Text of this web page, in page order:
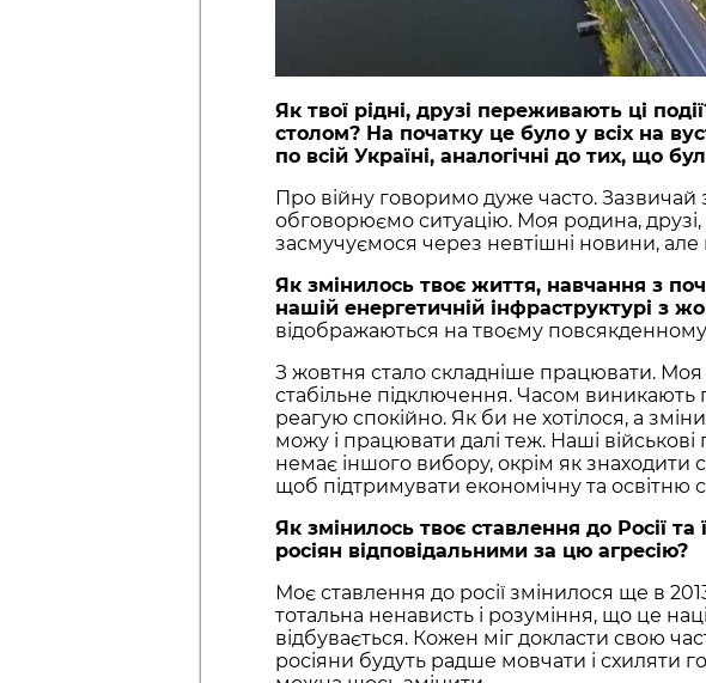
Як твої рідні, друзі переживають ці
столом? На початку це було у всіх на
по всій Україні, аналогічні до тих, що
Про війну говоримо дуже часто.
обговорюємо ситуацію. Моя родина,
засмучуємося через невтішні новини,
Як змінилось твоє життя, навчання з
нашій енергетичній інфраструктурі з
відображаються на твоєму повсякденному
З жовтня стало складніше працювати. Моя
стабільне підключення. Часом виникають
реагую спокійно. Як би не хотілося, а
можу і працювати далі теж. Наші військові
немає іншого вибору, окрім як
щоб підтримувати економічну та освітню
Як змінилось твоє ставлення до Росії
росіян відповідальними за цю агресію?
Моє ставлення до росії змінилося ще в
тотальна ненависть і розуміння, що це
відбувається. Кожен міг докласти свою
росіяни будуть радше мовчати і схиляти